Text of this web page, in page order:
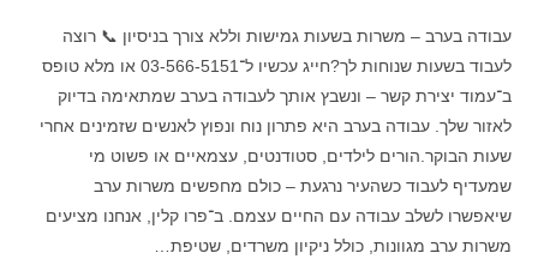
עבודה בערב – משרות בשעות גמישות וללא צורך בניסיון 📞 רוצה
לעבוד בשעות שנוחות לך?חייג עכשיו ל־03-566-5151 או מלא טופס
ב־עמוד יצירת קשר – ונשבץ אותך לעבודה בערב שמתאימה בדיוק
לאזור שלך. עבודה בערב היא פתרון נוח ונפוץ לאנשים שזמינים אחרי
שעות הבוקר.הורים לילדים, סטודנטים, עצמאיים או פשוט מי
שמעדיף לעבוד כשהעיר נרגעת – כולם מחפשים משרות ערב
שיאפשרו לשלב עבודה עם החיים עצמם. ב־פרו קלין, אנחנו מציעים
משרות ערב מגוונות, כולל ניקיון משרדים, שטיפת…